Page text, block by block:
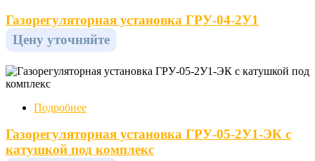
Газорегуляторная установка ГРУ-04-2У1
Цену уточняйте
Подробнее
Газорегуляторная установка ГРУ-05-2У1-ЭК с
катушкой под комплекс